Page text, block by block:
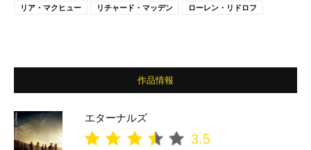
リア・マクヒュー
リチャード・マッデン ローレン・リドロフ
作品情報
エターナルズ
3.5